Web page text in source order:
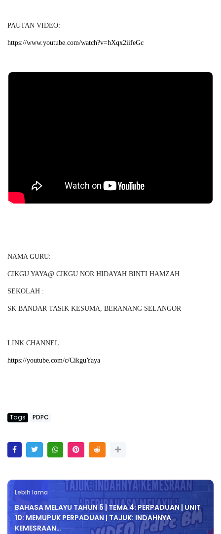
PAUTAN VIDEO:
https://www.youtube.com/watch?v=hXqx2iifeGc
NAMA GURU:
CIKGU YAYA@ CIKGU NOR HIDAYAH BINTI HAMZAH
SEKOLAH :
SK BANDAR TASIK KESUMA, BERANANG SELANGOR
LINK CHANNEL:
https://youtube.com/c/CikguYaya
Tags PDPC
Lebih lama
BAHASA MELAYU TAHUN 5 | TEMA 4: PERPADUAN | UNIT
10: MEMUPUK PERPADUAN | TAJUK: INDAHNYA
KEMESRAAN…